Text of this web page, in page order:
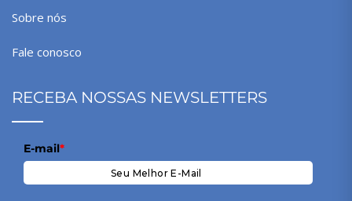
Sobre nós
Fale conosco
RECEBA NOSSAS NEWSLETTERS
E-mail*